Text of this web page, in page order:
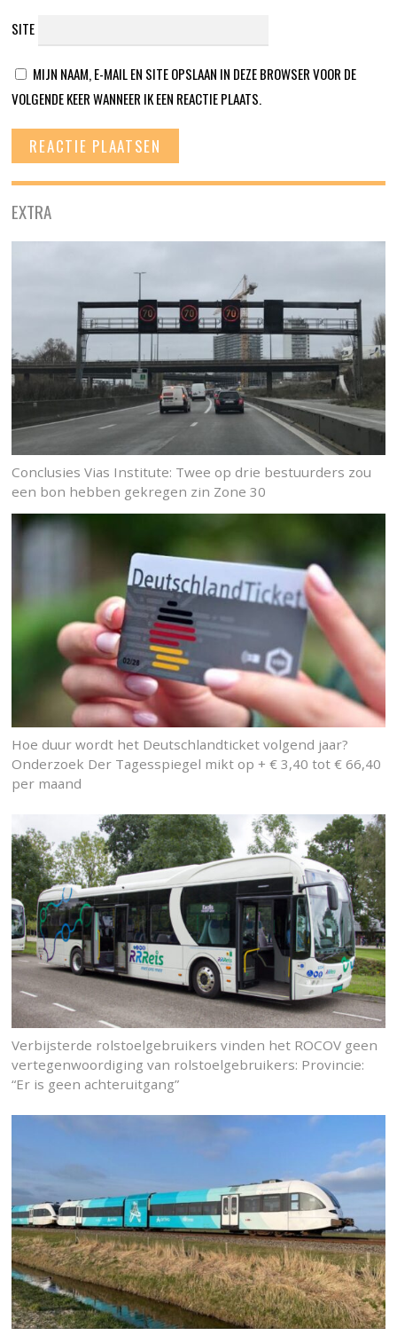
SITE
MIJN NAAM, E-MAIL EN SITE OPSLAAN IN DEZE BROWSER VOOR DE
VOLGENDE KEER WANNEER IK EEN REACTIE PLAATS.
EXTRA
Conclusies Vias Institute: Twee op drie bestuurders zou
een bon hebben gekregen zin Zone 30
Hoe duur wordt het Deutschlandticket volgend jaar?
Onderzoek Der Tagesspiegel mikt op + € 3,40 tot € 66,40
per maand
Verbijsterde rolstoelgebruikers vinden het ROCOV geen
vertegenwoordiging van rolstoelgebruikers: Provincie:
“Er is geen achteruitgang”